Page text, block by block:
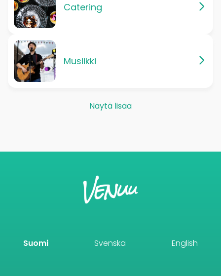
Catering
Musiikki
Näytä lisää
Suomi Svenska English